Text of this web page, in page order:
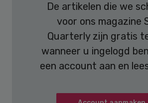
De artikelen die we
voor ons magazine
Quarterly zijn gratis
wanneer u ingelogd
een account aan en